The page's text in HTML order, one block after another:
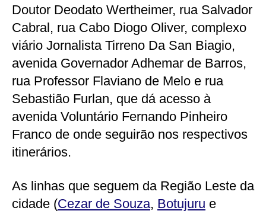
Doutor Deodato Wertheimer, rua Salvador
Cabral, rua Cabo Diogo Oliver, complexo
viário Jornalista Tirreno Da San Biagio,
avenida Governador Adhemar de Barros,
rua Professor Flaviano de Melo e rua
Sebastião Furlan, que dá acesso à
avenida Voluntário Fernando Pinheiro
Franco de onde seguirão nos respectivos
itinerários.
As linhas que seguem da Região Leste da
cidade (Cezar de Souza, Botujuru e